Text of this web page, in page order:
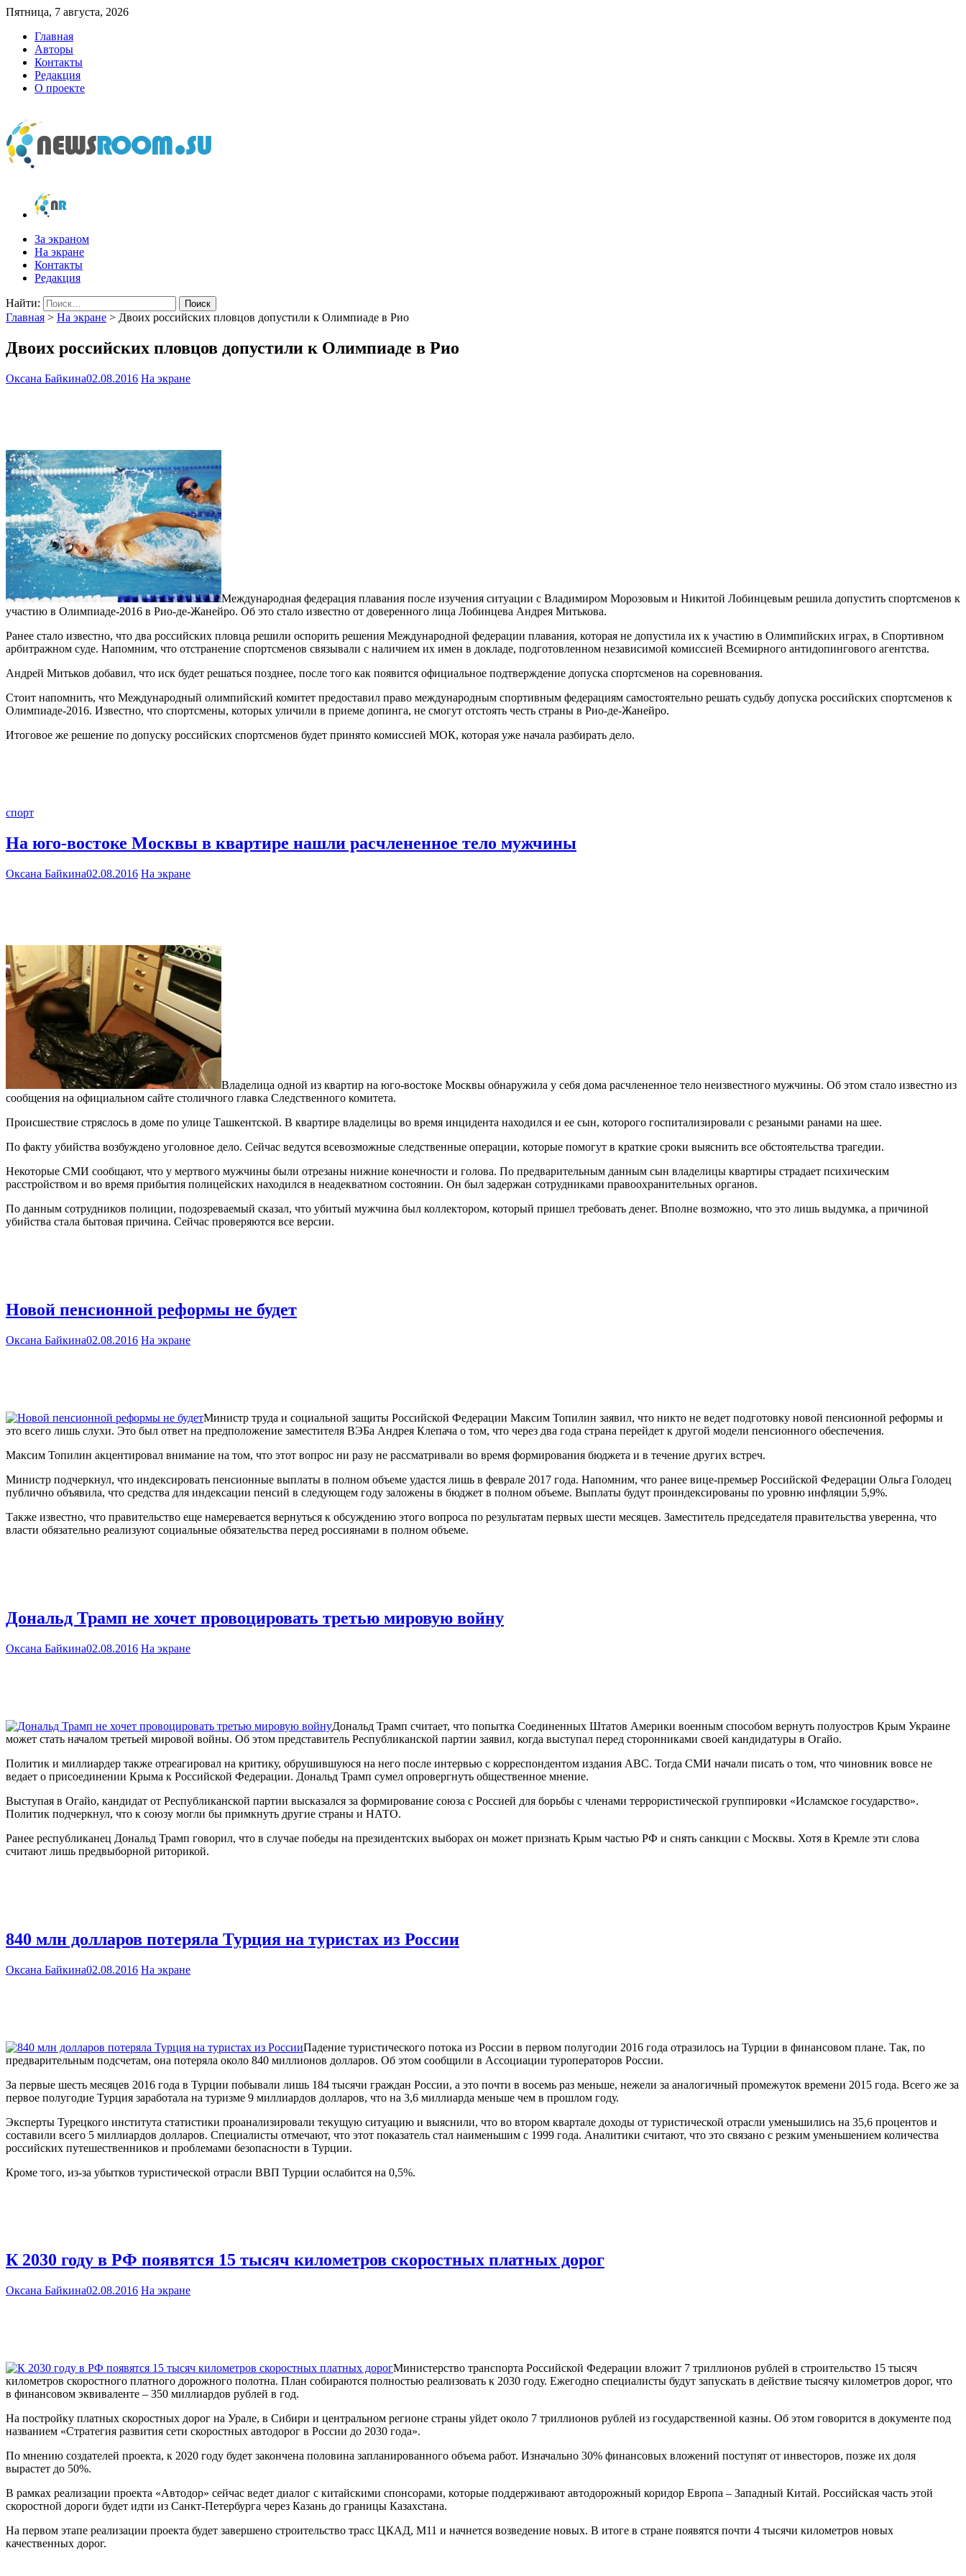
Пятница, 7 августа, 2026
Главная
Авторы
Контакты
Редакция
О проекте
newsroom.su
Новости о новостях
За экраном
На экране
Контакты
Редакция
Найти:
Главная > На экране > Двоих российских пловцов допустили к Олимпиаде в Рио
Двоих российских пловцов допустили к Олимпиаде в Рио
Оксана Байкина02.08.2016 На экране
Международная федерация плавания после изучения ситуации с Владимиром Морозовым и Никитой Лобинцевым решила допустить спортсменов к
участию в Олимпиаде-2016 в Рио-де-Жанейро. Об это стало известно от доверенного лица Лобинцева Андрея Митькова.
Ранее стало известно, что два российских пловца решили оспорить решения Международной федерации плавания, которая не допустила их к участию в Олимпийских играх, в Спортивном
арбитражном суде. Напомним, что отстранение спортсменов связывали с наличием их имен в докладе, подготовленном независимой комиссией Всемирного антидопингового агентства.
Андрей Митьков добавил, что иск будет решаться позднее, после того как появится официальное подтверждение допуска спортсменов на соревнования.
Стоит напомнить, что Международный олимпийский комитет предоставил право международным спортивным федерациям самостоятельно решать судьбу допуска российских спортсменов к
Олимпиаде-2016. Известно, что спортсмены, которых уличили в приеме допинга, не смогут отстоять честь страны в Рио-де-Жанейро.
Итоговое же решение по допуску российских спортсменов будет принято комиссией МОК, которая уже начала разбирать дело.
спорт
На юго-востоке Москвы в квартире нашли расчлененное тело мужчины
Оксана Байкина02.08.2016 На экране
Владелица одной из квартир на юго-востоке Москвы обнаружила у себя дома расчлененное тело неизвестного мужчины. Об этом стало известно из
сообщения на официальном сайте столичного главка Следственного комитета.
Происшествие стряслось в доме по улице Ташкентской. В квартире владелицы во время инцидента находился и ее сын, которого госпитализировали с резаными ранами на шее.
По факту убийства возбуждено уголовное дело. Сейчас ведутся всевозможные следственные операции, которые помогут в краткие сроки выяснить все обстоятельства трагедии.
Некоторые СМИ сообщают, что у мертвого мужчины были отрезаны нижние конечности и голова. По предварительным данным сын владелицы квартиры страдает психическим
расстройством и во время прибытия полицейских находился в неадекватном состоянии. Он был задержан сотрудниками правоохранительных органов.
По данным сотрудников полиции, подозреваемый сказал, что убитый мужчина был коллектором, который пришел требовать денег. Вполне возможно, что это лишь выдумка, а причиной
убийства стала бытовая причина. Сейчас проверяются все версии.
Новой пенсионной реформы не будет
Оксана Байкина02.08.2016 На экране
Министр труда и социальной защиты Российской Федерации Максим Топилин заявил, что никто не ведет подготовку новой пенсионной реформы и
это всего лишь слухи. Это был ответ на предположение заместителя ВЭБа Андрея Клепача о том, что через два года страна перейдет к другой модели пенсионного обеспечения.
Максим Топилин акцентировал внимание на том, что этот вопрос ни разу не рассматривали во время формирования бюджета и в течение других встреч.
Министр подчеркнул, что индексировать пенсионные выплаты в полном объеме удастся лишь в феврале 2017 года. Напомним, что ранее вице-премьер Российской Федерации Ольга Голодец
публично объявила, что средства для индексации пенсий в следующем году заложены в бюджет в полном объеме. Выплаты будут проиндексированы по уровню инфляции 5,9%.
Также известно, что правительство еще намеревается вернуться к обсуждению этого вопроса по результатам первых шести месяцев. Заместитель председателя правительства уверенна, что
власти обязательно реализуют социальные обязательства перед россиянами в полном объеме.
Дональд Трамп не хочет провоцировать третью мировую войну
Оксана Байкина02.08.2016 На экране
Дональд Трамп считает, что попытка Соединенных Штатов Америки военным способом вернуть полуостров Крым Украине
может стать началом третьей мировой войны. Об этом представитель Республиканской партии заявил, когда выступал перед сторонниками своей кандидатуры в Огайо.
Политик и миллиардер также отреагировал на критику, обрушившуюся на него после интервью с корреспондентом издания АВС. Тогда СМИ начали писать о том, что чиновник вовсе не
ведает о присоединении Крыма к Российской Федерации. Дональд Трамп сумел опровергнуть общественное мнение.
Выступая в Огайо, кандидат от Республиканской партии высказался за формирование союза с Россией для борьбы с членами террористической группировки «Исламское государство».
Политик подчеркнул, что к союзу могли бы примкнуть другие страны и НАТО.
Ранее республиканец Дональд Трамп говорил, что в случае победы на президентских выборах он может признать Крым частью РФ и снять санкции с Москвы. Хотя в Кремле эти слова
считают лишь предвыборной риторикой.
840 млн долларов потеряла Турция на туристах из России
Оксана Байкина02.08.2016 На экране
Падение туристического потока из России в первом полугодии 2016 года отразилось на Турции в финансовом плане. Так, по
предварительным подсчетам, она потеряла около 840 миллионов долларов. Об этом сообщили в Ассоциации туроператоров России.
За первые шесть месяцев 2016 года в Турции побывали лишь 184 тысячи граждан России, а это почти в восемь раз меньше, нежели за аналогичный промежуток времени 2015 года. Всего же за
первое полугодие Турция заработала на туризме 9 миллиардов долларов, что на 3,6 миллиарда меньше чем в прошлом году.
Эксперты Турецкого института статистики проанализировали текущую ситуацию и выяснили, что во втором квартале доходы от туристической отрасли уменьшились на 35,6 процентов и
составили всего 5 миллиардов долларов. Специалисты отмечают, что этот показатель стал наименьшим с 1999 года. Аналитики считают, что это связано с резким уменьшением количества
российских путешественников и проблемами безопасности в Турции.
Кроме того, из-за убытков туристической отрасли ВВП Турции ослабится на 0,5%.
К 2030 году в РФ появятся 15 тысяч километров скоростных платных дорог
Оксана Байкина02.08.2016 На экране
Министерство транспорта Российской Федерации вложит 7 триллионов рублей в строительство 15 тысяч
километров скоростного платного дорожного полотна. План собираются полностью реализовать к 2030 году. Ежегодно специалисты будут запускать в действие тысячу километров дорог, что
в финансовом эквиваленте – 350 миллиардов рублей в год.
На постройку платных скоростных дорог на Урале, в Сибири и центральном регионе страны уйдет около 7 триллионов рублей из государственной казны. Об этом говорится в документе под
названием «Стратегия развития сети скоростных автодорог в России до 2030 года».
По мнению создателей проекта, к 2020 году будет закончена половина запланированного объема работ. Изначально 30% финансовых вложений поступят от инвесторов, позже их доля
вырастет до 50%.
В рамках реализации проекта «Автодор» сейчас ведет диалог с китайскими спонсорами, которые поддерживают автодорожный коридор Европа – Западный Китай. Российская часть этой
скоростной дороги будет идти из Санкт-Петербурга через Казань до границы Казахстана.
На первом этапе реализации проекта будет завершено строительство трасс ЦКАД, М11 и начнется возведение новых. В итоге в стране появятся почти 4 тысячи километров новых
качественных дорог.